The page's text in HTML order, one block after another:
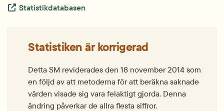
Extern länk.
Statistikdatabasen
Statistiken är korrigerad
Detta SM reviderades den 18 november 2014 som
en följd av att metoderna för att beräkna saknade
värden visade sig vara felaktigt gjorda. Denna
ändring påverkar de allra flesta siffror.